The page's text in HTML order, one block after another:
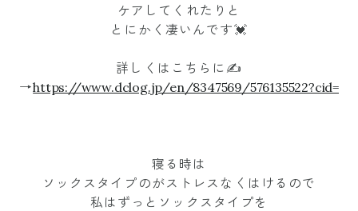
ケアしてくれたりと
とにかく凄いんです💓
詳しくはこちらに✍️
→https://www.dclog.jp/en/8347569/576135522?cid=
寝る時は
ソックスタイプのがストレスなくはけるので
私はずっとソックスタイプを